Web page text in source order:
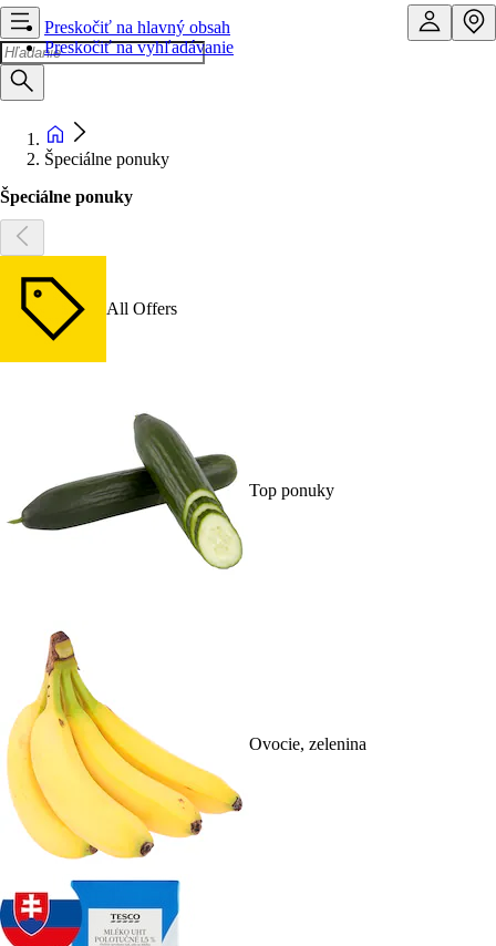
Preskočiť na hlavný obsah
Preskočiť na vyhľadávanie
Špeciálne ponuky
Špeciálne ponuky
All Offers
Top ponuky
Ovocie, zelenina